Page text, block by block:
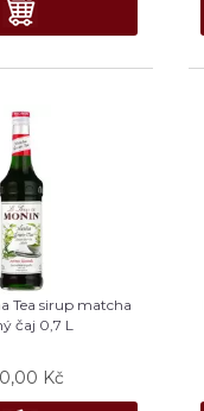
Tea sirup matcha
čaj 0,7 L
Kč